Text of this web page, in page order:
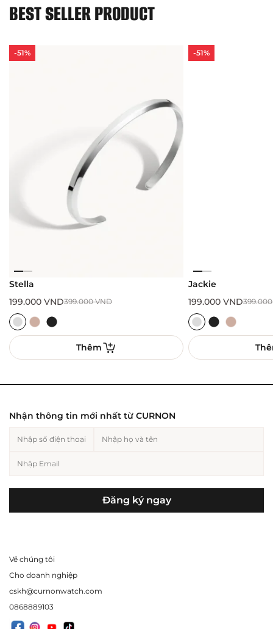
BEST SELLER PRODUCT
-51%
Stella
399.000VND
199.000 VND
Thêm
-51%
Jackie
199.000 VND
Về chúng tôi
Cho doanh nghiệp
cskh@curnonwatch.com
0868889103
Nhận thông tin mới nhất từ CURNON
Đăng ký ngay